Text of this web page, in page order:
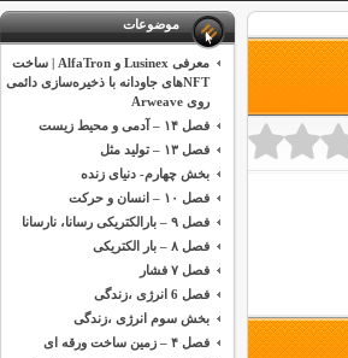
موضوعات
معرفی Lusinex و AlfaTron | ساخت
NFTهای جاودانه با ذخیره‌سازی دائمی
روی Arweave
فصل ۱۴ – آدمی و محیط زیست
فصل ۱۳ – تولید مثل
بخش چهارم- دنیای زنده
فصل ۱۰ – انسان و حرکت
فصل ۹ – بارالکتریکی رسانا، نارسانا
فصل ۸ – بار الکتریکی
فصل ۷ فشار
فصل 6 انرژی ،‌زندگی
بخش سوم انرژی ،‌زندگی
فصل ۴ – زمین ساخت ورقه ای